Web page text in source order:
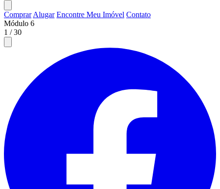
Comprar Alugar Encontre Meu Imóvel Contato
Módulo 6
1 /30